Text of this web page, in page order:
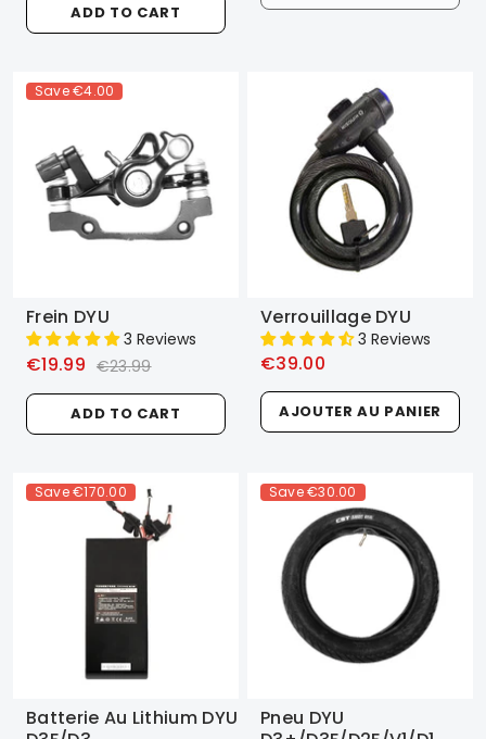
ADD TO CART
Save€4.00
Frein DYU
3 Reviews
€19.99 €23.99
ADD TO CART
Verrouillage DYU
3 Reviews
€39.00
AJOUTER AU PANIER
Save€170.00
Batterie Au Lithium DYU
Save€30.00
Pneu DYU